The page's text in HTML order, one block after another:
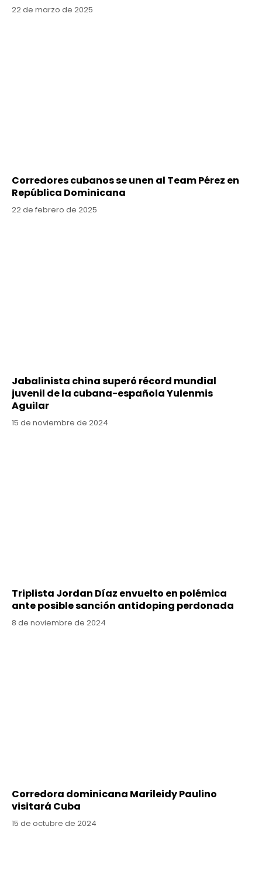
22 de marzo de 2025
Corredores cubanos se unen al Team Pérez en
República Dominicana
22 de febrero de 2025
Jabalinista china superó récord mundial
juvenil de la cubana-española Yulenmis
Aguilar
15 de noviembre de 2024
Triplista Jordan Díaz envuelto en polémica
ante posible sanción antidoping perdonada
8 de noviembre de 2024
Corredora dominicana Marileidy Paulino
visitará Cuba
15 de octubre de 2024